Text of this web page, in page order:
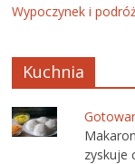
Wypoczynek i
Kuchnia
zyskuje